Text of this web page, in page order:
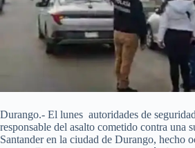
Durango.- El lunes autoridades de
responsable del asalto cometido contra una
Santander en la ciudad de Durango, hecho